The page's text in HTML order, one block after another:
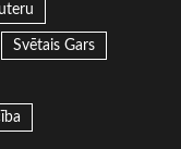
Svētais Gars